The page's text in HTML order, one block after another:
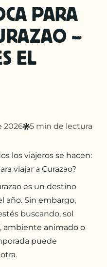
PARA
–
EL
2026 5 min de lectura
los viajeros se hacen:
viajar a Curazao?
es un destino
año. Sin embargo,
buscando, sol
ambiente animado o
puede